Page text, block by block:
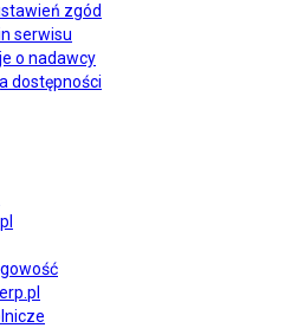
zgód
serwisu
o nadawcy
dostępności